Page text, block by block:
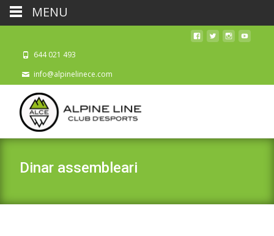
644 021 493
info@alpinelinece.com
Dinar assembleari
MENU